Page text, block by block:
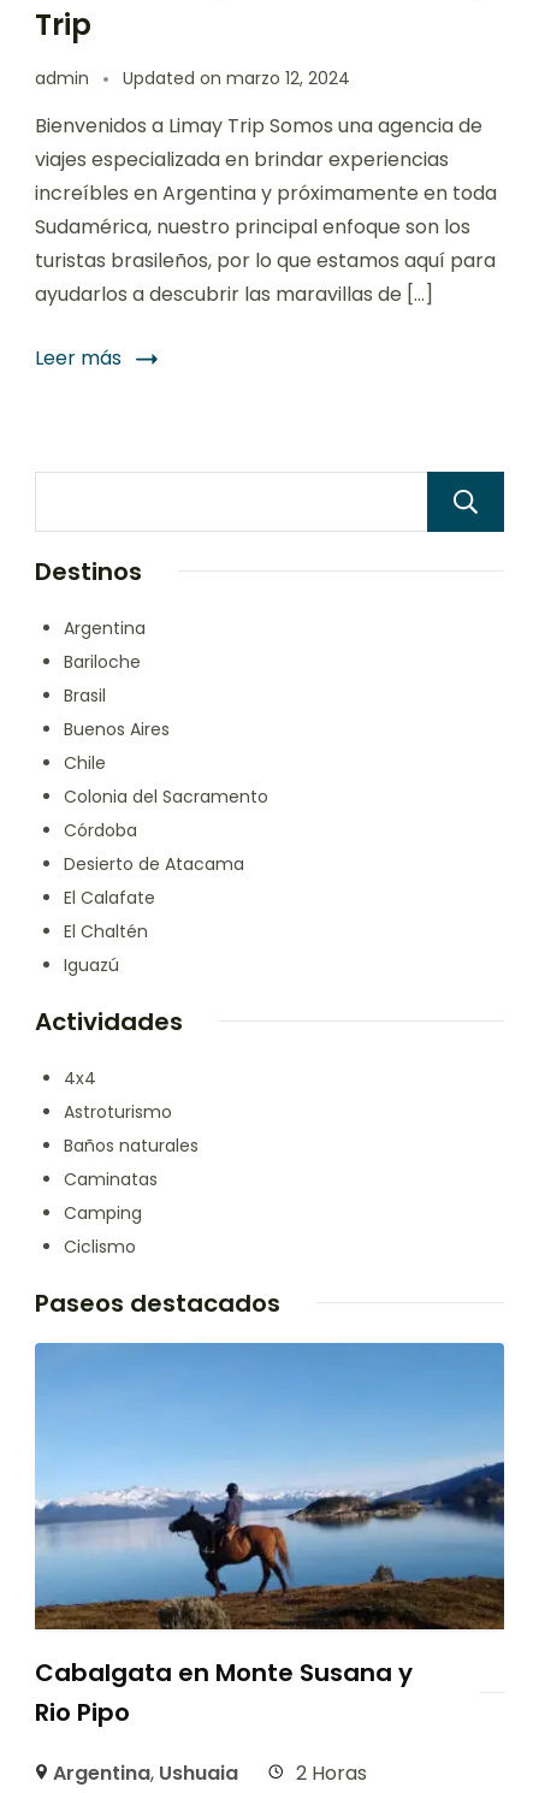
Trip
admin Updated on marzo 12, 2024
Bienvenidos a Limay Trip Somos una agencia de
viajes especializada en brindar experiencias
increíbles en Argentina y próximamente en toda
Sudamérica, nuestro principal enfoque son los
turistas brasileños, por lo que estamos aquí para
ayudarlos a descubrir las maravillas de […]
Leer más
Destinos
Argentina
Bariloche
Brasil
Buenos Aires
Chile
Colonia del Sacramento
Córdoba
Desierto de Atacama
El Calafate
El Chaltén
Iguazú
Actividades
4x4
Astroturismo
Baños naturales
Caminatas
Camping
Ciclismo
Paseos destacados
Cabalgata en Monte Susana y
Rio Pipo
Argentina, Ushuaia 2 Horas